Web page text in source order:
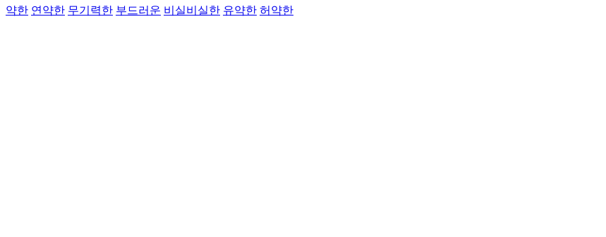
약한 연약한 무기력한 부드러운 비실비실한 유약한 허약한